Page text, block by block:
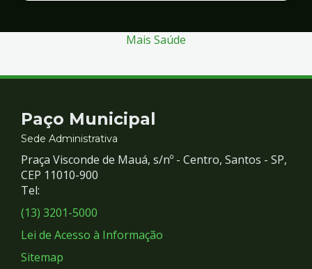
Mais Saúde
Contato
e
Redes
Sociais
Paço Municipal
Sede Administrativa
Praça Visconde de Mauá, s/nº - Centro, Santos - SP,
CEP 11010-900
Tel:
(13) 3201-5000
Lei de Acesso à Informação
Sitemap